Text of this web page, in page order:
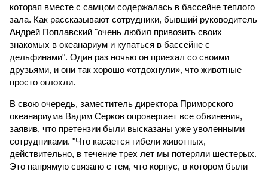
которая вместе с самцом содержалась в бассейне теплого
зала. Как рассказывают сотрудники, бывший руководитель
Андрей Поплавский "очень любил привозить своих
знакомых в океанариум и купаться в бассейне с
дельфинами". Один раз ночью он приехал со своими
друзьями, и они так хорошо «отдохнули», что животные
просто оглохли.
В свою очередь, заместитель директора Приморского
океанариума Вадим Серков опровергает все обвинения,
заявив, что претензии были высказаны уже уволенными
сотрудниками. "Что касается гибели животных,
действительно, в течение трех лет мы потеряли шестерых.
Это напрямую связано с тем, что корпус, в котором были